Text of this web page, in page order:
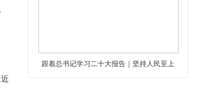
跟着总书记学习二十大报告｜坚持人民至上